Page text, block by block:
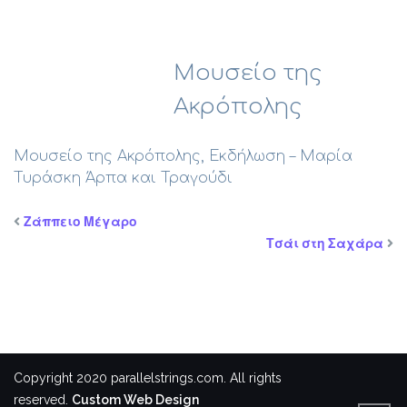
Μουσείο της
Ακρόπολης
Μουσείο της Ακρόπολης, Εκδήλωση – Μαρία
Τυράσκη Άρπα και Τραγούδι
Ζάππειο Μέγαρο
Τσάι στη Σαχάρα
Copyright 2020 parallelstrings.com. All rights
reserved. Custom Web Design